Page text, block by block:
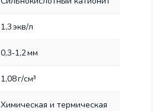
1,3 экв/л
0,3‑1,2 мм
1,08 г/см³
Химическая и термическая